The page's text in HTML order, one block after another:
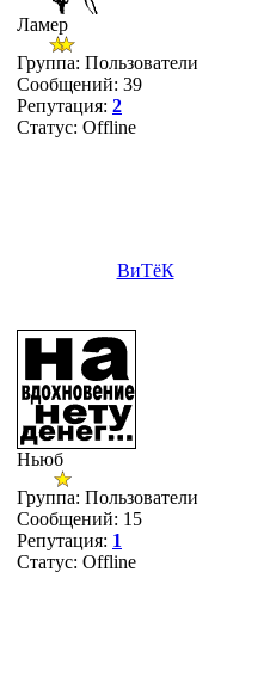
Ламер
Группа: Пользователи
Сообщений: 39
Репутация: 2
Статус: Offline
ВиТёК
Ньюб
Группа: Пользователи
Сообщений: 15
Репутация: 1
Статус: Offline